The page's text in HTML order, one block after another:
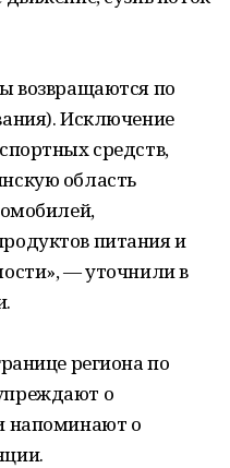
возвращаются по
Исключение
средств,
область
питания и
— уточнили в
региона по
о
напоминают о